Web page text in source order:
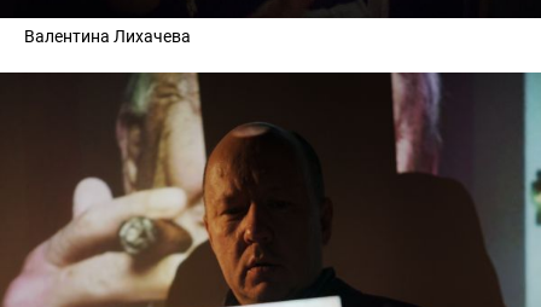
Валентина Лихачева